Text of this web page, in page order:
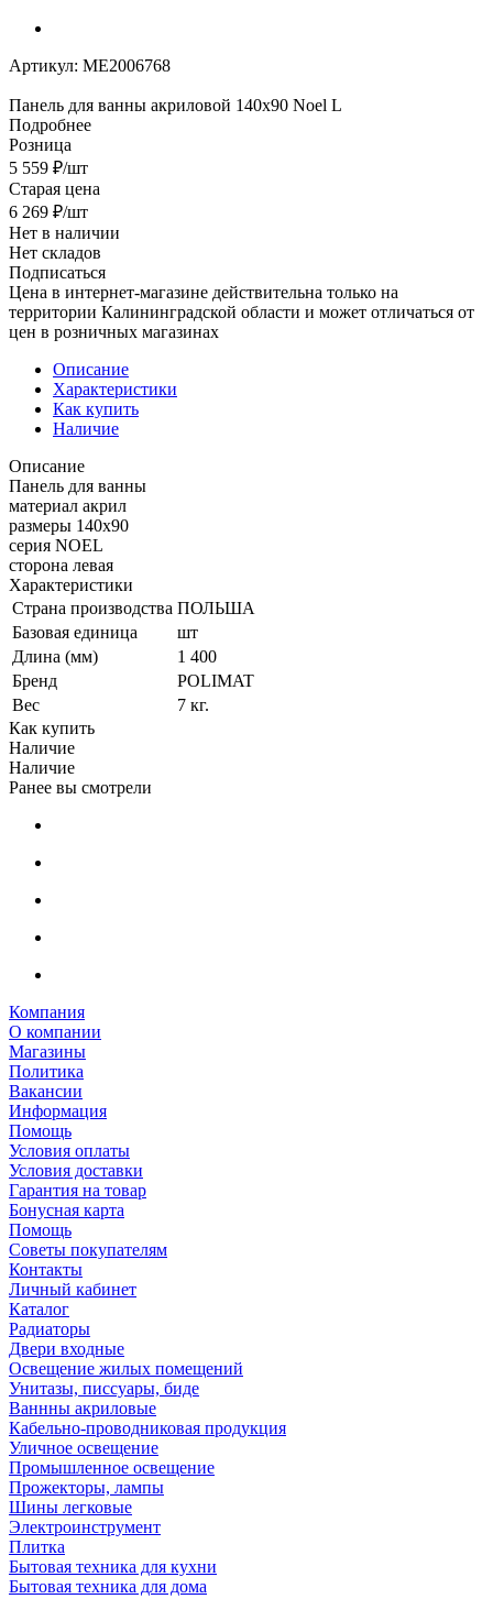
Артикул: МЕ2006768
Панель для ванны акриловой 140х90 Noel L
Подробнее
Розница
5 559 ₽/шт
Старая цена
6 269 ₽/шт
Нет в наличии
Нет складов
Подписаться
Цена в интернет-магазине действительна только на
территории Калининградской области и может отличаться от
цен в розничных магазинах
Описание
Характеристики
Как купить
Наличие
Описание
Панель для ванны
материал акрил
размеры 140х90
серия NOEL
сторона левая
Характеристики
Страна производства ПОЛЬША
Базовая единица
шт
Длина (мм)
1 400
Бренд
POLIMAT
Вес
7 кг.
Как купить
Наличие
Наличие
Ранее вы смотрели
Компания
О компании
Магазины
Политика
Вакансии
Информация
Помощь
Условия оплаты
Условия доставки
Гарантия на товар
Бонусная карта
Помощь
Советы покупателям
Контакты
Личный кабинет
Каталог
Радиаторы
Двери входные
Освещение жилых помещений
Унитазы, писсуары, биде
Ваннны акриловые
Кабельно-проводниковая продукция
Уличное освещение
Промышленное освещение
Прожекторы, лампы
Шины легковые
Электроинструмент
Плитка
Бытовая техника для кухни
Бытовая техника для дома